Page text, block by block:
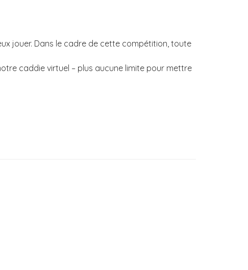
jouer. Dans le cadre de cette compétition, toute
caddie virtuel – plus aucune limite pour mettre